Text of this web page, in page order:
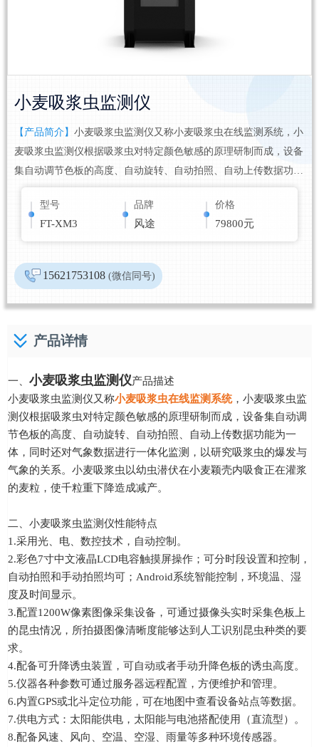
小麦吸浆虫监测仪
【产品简介】 小麦吸浆虫监测仪又称小麦吸浆虫在线监测系统，小
麦吸浆虫监测仪根据吸浆虫对特定颜色敏感的原理研制而成，设备
集自动调节色板的高度、自动旋转、自动拍照、自动上传数据功能
为一体，同时还对气象数据进行一体化监测，以研究吸浆虫的爆发
与气象的关系。
型号
FT-XM3
品牌
风途
价格
79800元
15621753108 (微信同号)
产品详情
一、 小麦吸浆虫监测仪产品描述
小麦吸浆虫监测仪又称小麦吸浆虫在线监测系统，小麦吸浆虫监
测仪根据吸浆虫对特定颜色敏感的原理研制而成，设备集自动调
节色板的高度、自动旋转、自动拍照、自动上传数据功能为一
体，同时还对气象数据进行一体化监测，以研究吸浆虫的爆发与
气象的关系。小麦吸浆虫以幼虫潜伏在小麦颖壳内吸食正在灌浆
的麦粒，使千粒重下降造成减产。
二、小麦吸浆虫监测仪性能特点
1.采用光、电、数控技术，自动控制。
2.彩色7寸中文液晶LCD电容触摸屏操作；可分时段设置和控制，
自动拍照和手动拍照均可；Android系统智能控制，环境温、湿
度及时间显示。
3.配置1200W像素图像采集设备，可通过摄像头实时采集色板上
的昆虫情况，所拍摄图像清晰度能够达到人工识别昆虫种类的要
求。
4.配备可升降诱虫装置，可自动或者手动升降色板的诱虫高度。
5.仪器各种参数可通过服务器远程配置，方便维护和管理。
6.内置GPS或北斗定位功能，可在地图中查看设备站点等数据。
7.供电方式：太阳能供电，太阳能与电池搭配使用（直流型）。
8.配备风速、风向、空温、空湿、雨量等多种环境传感器。